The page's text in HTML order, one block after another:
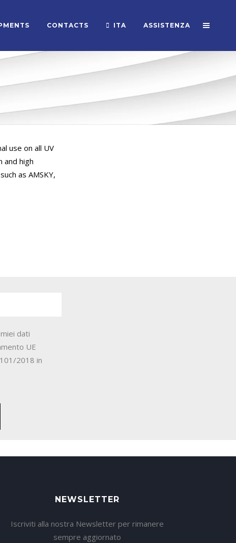
CONTACTS ITA ASSISTENZA
use on all UV
and high
as AMSKY,
dati
UE
2018 in
NEWSLETTER
Iscriviti alla nostra Newsletter per rimanere
sempre aggiornato